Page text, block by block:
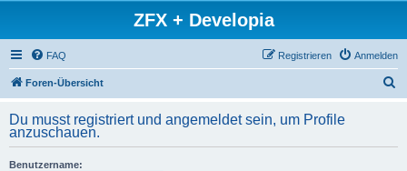
ZFX + Developia
FAQ Anmelden
Registrieren
Foren-Übersicht
h
Du musst registriert und angemeldet sein, um Profile
anzuschauen.
Benutzername: